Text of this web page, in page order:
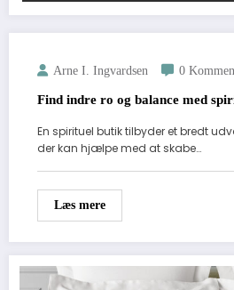
Arne I. Ingvardsen 0
Find indre ro og balance med
En spirituel butik tilbyder et bredt
der kan hjælpe med at skabe…
Læs mere